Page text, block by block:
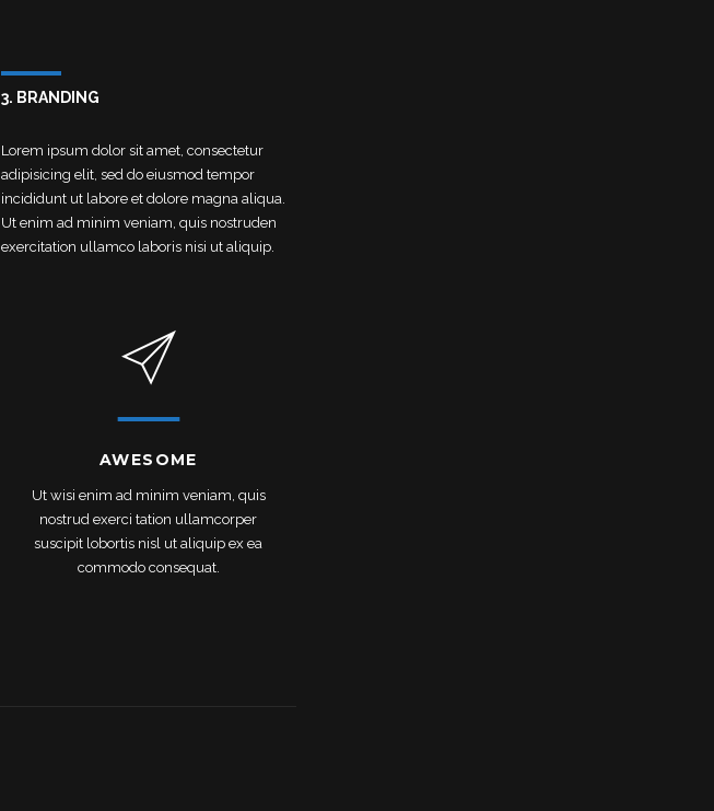
3. BRANDING
Lorem ipsum dolor sit amet, consectetur
adipisicing elit, sed do eiusmod tempor
incididunt ut labore et dolore magna aliqua.
Ut enim ad minim veniam, quis nostruden
exercitation ullamco laboris nisi ut aliquip.
AWESOME
Ut wisi enim ad minim veniam, quis
nostrud exerci tation ullamcorper
suscipit lobortis nisl ut aliquip ex ea
commodo consequat.